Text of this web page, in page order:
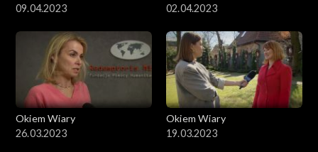
09.04.2023
02.04.2023
Okiem Wiary
26.03.2023
Okiem Wiary
19.03.2023